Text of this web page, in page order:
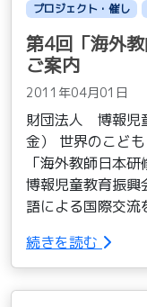
プロジェクト・催し
第4回「海外
ご案内
2011年04月01日
財団法人 博報児
金） 世界のこど
「海外教師日本
博報児童教育振興
語による国際交
続きを読む